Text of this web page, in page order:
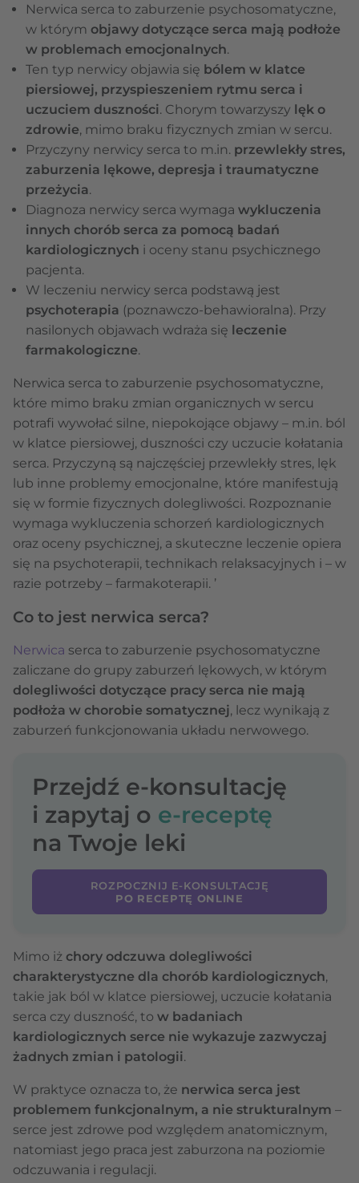
Nerwica serca to zaburzenie psychosomatyczne,
w którym objawy dotyczące serca mają podłoże
w problemach emocjonalnych.
Ten typ nerwicy objawia się bólem w klatce
piersiowej, przyspieszeniem rytmu serca i
uczuciem duszności. Chorym towarzyszy lęk o
zdrowie, mimo braku fizycznych zmian w sercu.
Przyczyny nerwicy serca to m.in. przewlekły stres,
zaburzenia lękowe, depresja i traumatyczne
przeżycia.
Diagnoza nerwicy serca wymaga wykluczenia
innych chorób serca za pomocą badań
kardiologicznych i oceny stanu psychicznego
pacjenta.
W leczeniu nerwicy serca podstawą jest
psychoterapia (poznawczo-behawioralna). Przy
nasilonych objawach wdraża się leczenie
farmakologiczne.
Nerwica serca to zaburzenie psychosomatyczne,
które mimo braku zmian organicznych w sercu
potrafi wywołać silne, niepokojące objawy – m.in. ból
w klatce piersiowej, duszności czy uczucie kołatania
serca. Przyczyną są najczęściej przewlekły stres, lęk
lub inne problemy emocjonalne, które manifestują
się w formie fizycznych dolegliwości. Rozpoznanie
wymaga wykluczenia schorzeń kardiologicznych
oraz oceny psychicznej, a skuteczne leczenie opiera
się na psychoterapii, technikach relaksacyjnych i – w
razie potrzeby – farmakoterapii. ’
Co to jest nerwica serca?
Nerwica serca to zaburzenie psychosomatyczne
zaliczane do grupy zaburzeń lękowych, w którym
dolegliwości dotyczące pracy serca nie mają
podłoża w chorobie somatycznej, lecz wynikają z
zaburzeń funkcjonowania układu nerwowego.
Przejdź e-konsultację
i zapytaj o e-receptę
na Twoje leki
ROZPOCZNIJ E-KONSULTACJĘ
PO RECEPTĘ ONLINE
Mimo iż chory odczuwa dolegliwości
charakterystyczne dla chorób kardiologicznych,
takie jak ból w klatce piersiowej, uczucie kołatania
serca czy duszność, to w badaniach
kardiologicznych serce nie wykazuje zazwyczaj
żadnych zmian i patologii.
W praktyce oznacza to, że nerwica serca jest
problemem funkcjonalnym, a nie strukturalnym –
serce jest zdrowe pod względem anatomicznym,
natomiast jego praca jest zaburzona na poziomie
odczuwania i regulacji.